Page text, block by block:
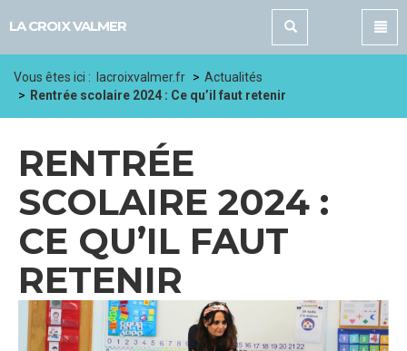
LA CROIX VALMER
Vous êtes ici : lacroixvalmer.fr
Actualités
Rentrée scolaire 2024 : Ce qu’il faut retenir
RENTRÉE
SCOLAIRE 2024 :
CE QU’IL FAUT
RETENIR